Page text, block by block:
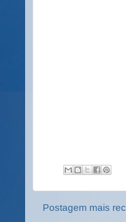
Postagem mais